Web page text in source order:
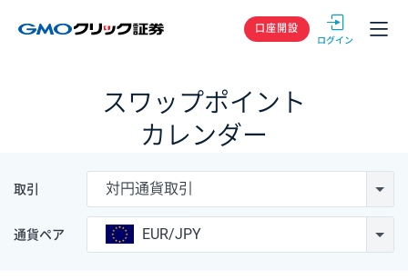
GMOクリック
口座開設
スワップポイント
カレンダー
取引 対円通貨取引
通貨ペア EUR/JPY